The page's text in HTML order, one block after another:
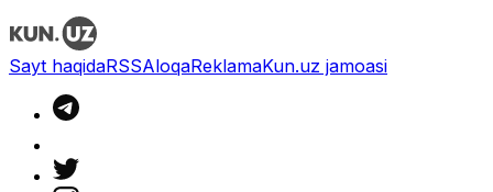
Sayt haqidaRSSAloqaReklamaKun.uz jamoasi